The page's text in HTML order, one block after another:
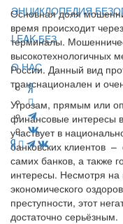
ЭНЦИКЛОПЕДИЯ
LEAK-БЕЗ
О НАС
Основная доля
время происходит
терминалы.
высокотехнологичных
России. Данный вид
транснационален и
Угрозам, прямым или
финансовые интересы
участвует в
банковских клиентов
самих банков, а также
интересы. Несмотря
экономического
преступности, этот
достаточно серьёзным.